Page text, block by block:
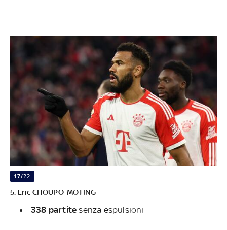
17/22
5. Eric CHOUPO-MOTING
338 partitesenza espulsioni